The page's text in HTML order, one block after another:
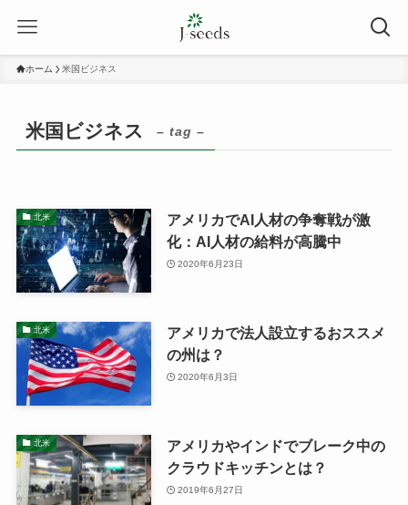
ホーム 米国ビジネス
米国ビジネス – tag –
北米
アメリカでAI人材の争奪戦が激
化：AI人材の給料が高騰中
2020年6月23日
北米
アメリカで法人設立するおススメ
の州は？
2020年6月3日
北米
アメリカやインドでブレーク中の
クラウドキッチンとは？
2019年6月27日